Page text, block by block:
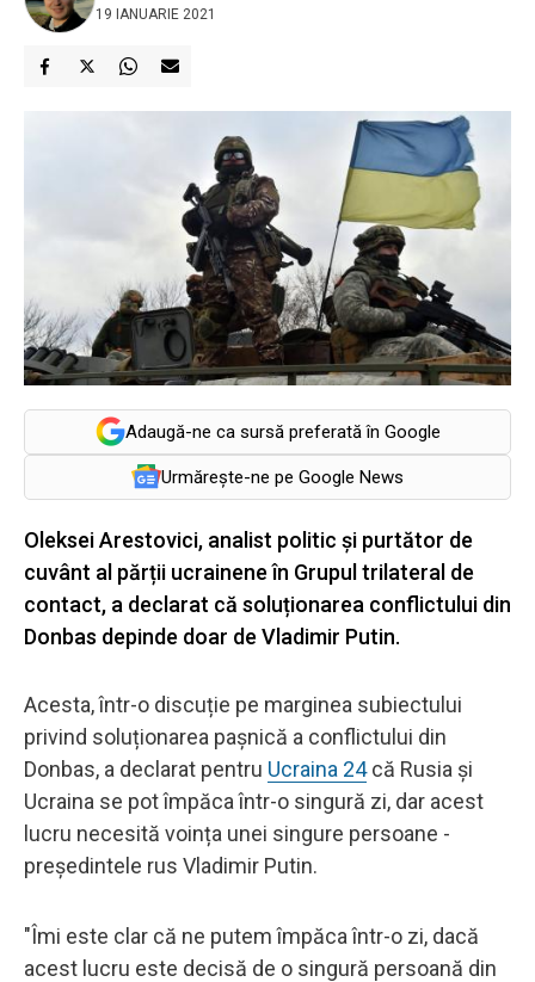
19 IANUARIE 2021
Adaugă-ne ca sursă preferată în Google
Urmărește-ne pe Google News
Oleksei Arestovici, analist politic și purtător de
cuvânt al părții ucrainene în Grupul trilateral de
contact, a declarat că soluționarea conflictului din
Donbas depinde doar de Vladimir Putin.
Acesta, într-o discuție pe marginea subiectului
privind soluționarea pașnică a conflictului din
Donbas, a declarat pentru Ucraina 24că Rusia și
Ucraina se pot împăca într-o singură zi, dar acest
lucru necesită voința unei singure persoane -
președintele rus Vladimir Putin.
"Îmi este clar că ne putem împăca într-o zi, dacă
acest lucru este decisă de o singură persoană din